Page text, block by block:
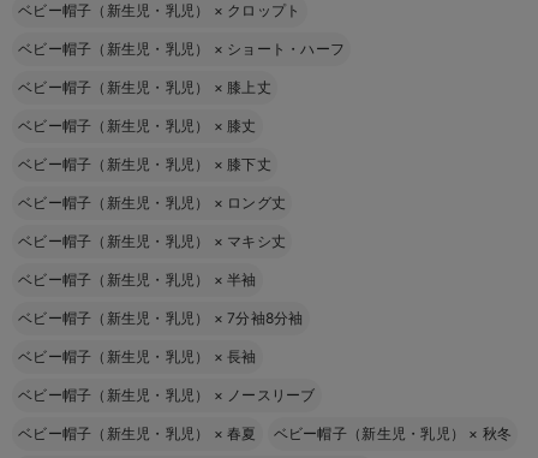
ベビー帽子（新生児・乳児） × クロップト
ベビー帽子（新生児・乳児） × ショート・ハーフ
ベビー帽子（新生児・乳児） × 膝上丈
ベビー帽子（新生児・乳児） × 膝丈
ベビー帽子（新生児・乳児） × 膝下丈
ベビー帽子（新生児・乳児） × ロング丈
ベビー帽子（新生児・乳児） × マキシ丈
ベビー帽子（新生児・乳児） ×半袖
ベビー帽子（新生児・乳児） ×7分袖8分袖
ベビー帽子（新生児・乳児） ×長袖
ベビー帽子（新生児・乳児） × ノースリーブ
ベビー帽子（新生児・乳児） ×春夏 ベビー帽子（新生児・乳児） × 秋冬